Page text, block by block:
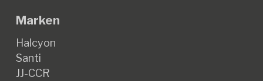
Marken
Halcyon
Santi
JJ-CCR